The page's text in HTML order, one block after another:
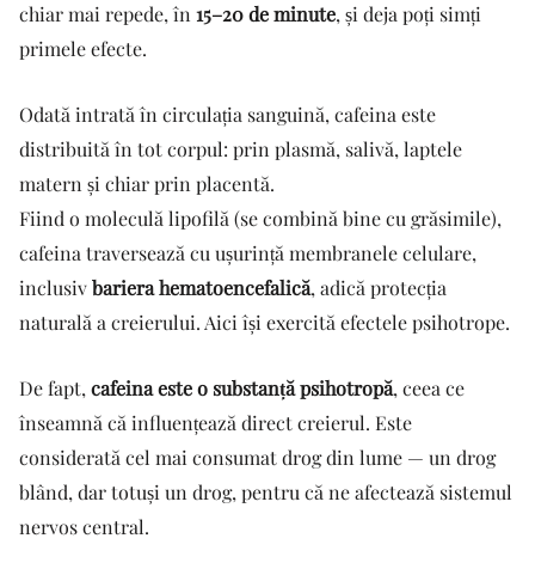
chiar mai repede, în15–20 de minute, și deja poți simți
primele efecte.
Odată intrată în circulația sanguină, cafeina este
distribuită în tot corpul: prin plasmă, salivă, laptele
matern și chiar prin placentă.
Fiind o moleculă lipofilă (se combină bine cu grăsimile),
cafeina traversează cu ușurință membranele celulare,
inclusivbariera hematoencefalică, adică protecția
naturală a creierului. Aici își exercită efectele psihotrope.
De fapt, cafeina este o substanță psihotropă, ceea ce
înseamnă că influențează direct creierul. Este
considerată cel mai consumat drog din lume — un drog
blând, dar totuși un drog, pentru că ne afectează sistemul
nervos central.